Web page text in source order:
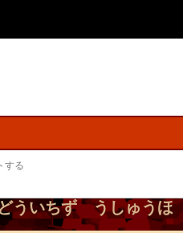
する
ういちず うしゅうほ